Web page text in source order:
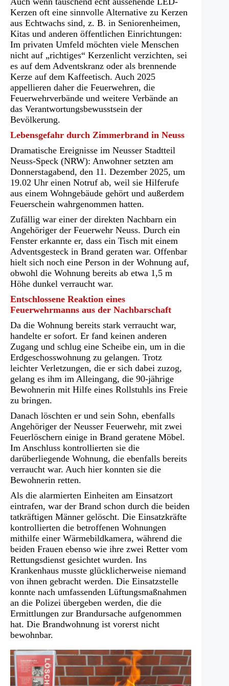
Kerzen oft eine sinnvolle Alternative zu Kerzen
aus Echtwachs sind, z. B. in Seniorenheimen,
Kitas und anderen öffentlichen Einrichtungen:
Im privaten Umfeld möchten viele Menschen
nicht auf „richtiges“ Kerzenlicht verzichten, sei
es auf dem Adventskranz oder als brennende
Kerze auf dem Kaffeetisch. Auch 2025
appellieren daher die Feuerwehren, die
Feuerwehrverbände und weitere Verbände an
das Verantwortungsbewusstsein der
Bevölkerung.
Lebensgefahr durch Zimmerbrand in Neuss
Dramatische Ereignisse im Neusser Stadtteil
Neuss-Speck (NRW): Anwohner setzten am
Donnerstagabend, den 11. Dezember 2025, um
19.02 Uhr einen Notruf ab, weil sie Hilferufe
aus einem Wohngebäude gehört und außerdem
Feuerschein wahrgenommen hatten.
Zufällig war einer der direkten Nachbarn ein
Angehöriger der Feuerwehr Neuss. Durch ein
Fenster erkannte er, dass ein Tisch mit einem
Adventsgesteck in Brand geraten war. Offenbar
hielt sich noch eine Person in der Wohnung auf,
obwohl die Wohnung bereits ab etwa 1,5 m
Höhe dunkel verraucht war.
Entschlossene Reaktion eines
Feuerwehrmanns aus der Nachbarschaft
Da die Wohnung bereits stark verraucht war,
handelte er sofort. Er fand keinen anderen
Zugang und schlug eine Scheibe ein, um in die
Erdgeschosswohnung zu gelangen. Trotz
leichter Verletzungen, die er sich dabei zuzog,
gelang es ihm im Alleingang, die 90-jährige
Bewohnerin mit Hilfe eines Rollstuhls ins Freie
zu bringen.
Danach löschten er und sein Sohn, ebenfalls
Angehöriger der Neusser Feuerwehr, mit zwei
Feuerlöschern einige in Brand geratene Möbel.
Im Anschluss kontrollierten sie die
darüberliegende Wohnung, die ebenfalls bereits
verraucht war. Auch hier konnten sie die
Bewohnerin retten.
Als die alarmierten Einheiten am Einsatzort
eintrafen, war der Brand schon durch die beiden
tatkräftigen Männer gelöscht. Die Einsatzkräfte
kontrollierten die betroffenen Wohnungen
mithilfe einer Wärmebildkamera, während die
beiden Frauen ebenso wie ihre zwei Retter vom
Rettungsdienst gesichtet wurden. Ins
Krankenhaus musste glücklicherweise niemand
von ihnen gebracht werden. Die Einsatzstelle
konnte nach umfassenden Lüftungsmaßnahmen
an die Polizei übergeben werden, die die
Ermittlungen zur Brandursache aufgenommen
hat. Die Brandwohnung ist vorerst nicht
bewohnbar.